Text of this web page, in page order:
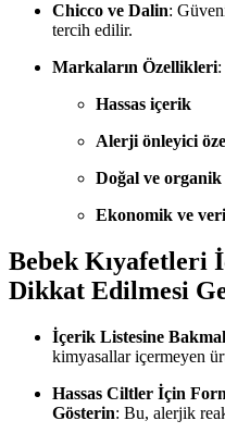
Chicco ve Dalin:
tercih edilir.
Markaların Özellikleri:
Hassas içerik
Alerji önleyici
Doğal ve organik
Ekonomik ve
Bebek Kıyafetleri
Dikkat Edilmesi
İçerik Listesine
kimyasallar içermeyen
Hassas Ciltler İçin
Gösterin: Bu, alerjik